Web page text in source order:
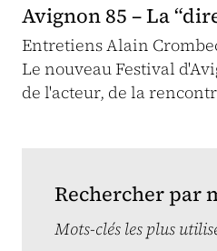
Avignon 85 – La
Entretiens Alain
Le nouveau Festival
de l'acteur, de la
Rechercher par
Mots-clés les plus